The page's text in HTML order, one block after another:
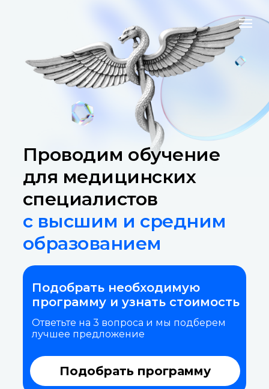
Проводим обучение
для медицинских
специалистов
с высшим и средним
образованием
Подобрать необходимую
программу и узнать стоимость
Ответьте на 3 вопроса и мы подберем
лучшее предложение
Подобрать программу